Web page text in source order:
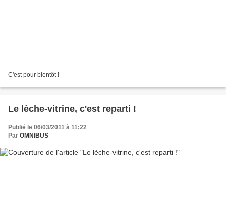
C'est pour bientôt !
Le lèche-vitrine, c'est reparti !
Publié le 06/03/2011 à 11:22
Par OMNIBUS